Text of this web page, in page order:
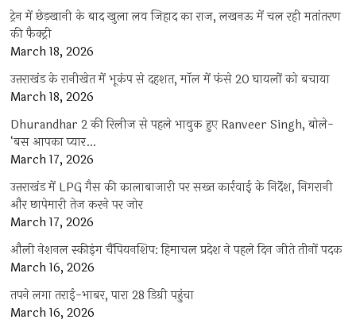
ट्रेन में छेड़खानी के बाद खुला लव जिहाद का राज, लखनऊ में चल रही मतांतरण
की फैक्ट्री
March 18, 2026
उत्तराखंड के रानीखेत में भूकंप से दहशत, मॉल में फंसे 20 घायलों को बचाया
March 18, 2026
Dhurandhar 2 की रिलीज से पहले भावुक हुए Ranveer Singh, बोले-
‘बस आपका प्यार…
March 17, 2026
उत्तराखंड में LPG गैस की कालाबाजारी पर सख्त कार्रवाई के निर्देश, निगरानी
और छापेमारी तेज करने पर जोर
March 17, 2026
औली नेशनल स्कीइंग चैंपियनशिप: हिमाचल प्रदेश ने पहले दिन जीते तीनों पदक
March 16, 2026
तपने लगा तराई-भाबर, पारा 28 डिग्री पहुंचा
March 16, 2026